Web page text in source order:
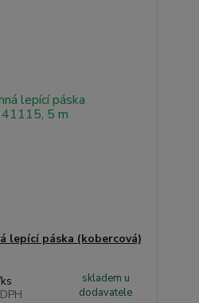
lepící páska (kobercová)
ks
skladem u
dodavatele